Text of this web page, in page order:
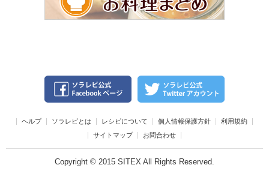
ヘルプ ソラレピとは レシピについて 個人情報保護方針
利用規約
サイトマップ
お問合わせ
Copyright © 2015 SITEX All Rights Reserved.